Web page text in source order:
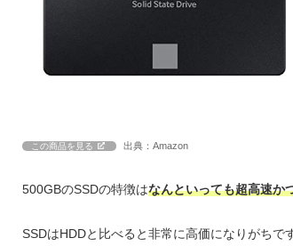
この商品を見る 出典：Amazon
500GBのSSDの特徴はなんといっても超高速か
SSDはHDDと比べると非常に高価になりがち